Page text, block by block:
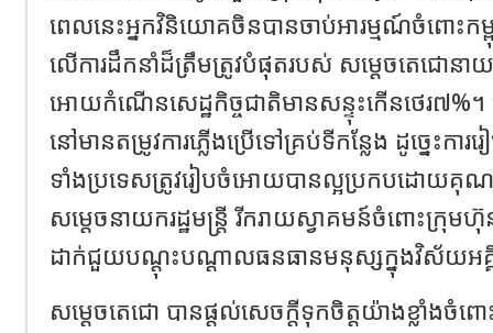
ពេលនេះអ្នកវិនិយោគចិនបានចាប់អារម្មណ៍ចំពោះក
លើការដឹកនាំដ៏ត្រឹមត្រូវបំផុតរបស់ សម្ដេចតេជោនាយក
អោយកំណើនសេដ្ឋកិច្ចជាតិមានសន្ទុះកើនថេរ៧%។
នៅមានតម្រូវការភ្លើងប្រើទៅគ្រប់ទីកន្លែង ដូច្នេះកា
ទាំងប្រទេសត្រូវរៀបចំអោយបានល្អប្រកបដោយគុ
សម្តេចនាយករដ្ឋមន្ត្រី រីករាយស្វាគមន៍ចំពោះក្រុ
ដាក់ជួយបណ្ដុះបណ្ដាលធនធានមនុស្សក្នុងវិស័យអ
សម្តេចតេជោ បានផ្តល់សេចក្តីទុកចិត្តយ៉ាងខ្លាំងចំ